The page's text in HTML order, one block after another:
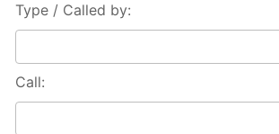
Type / Called by:
Call: